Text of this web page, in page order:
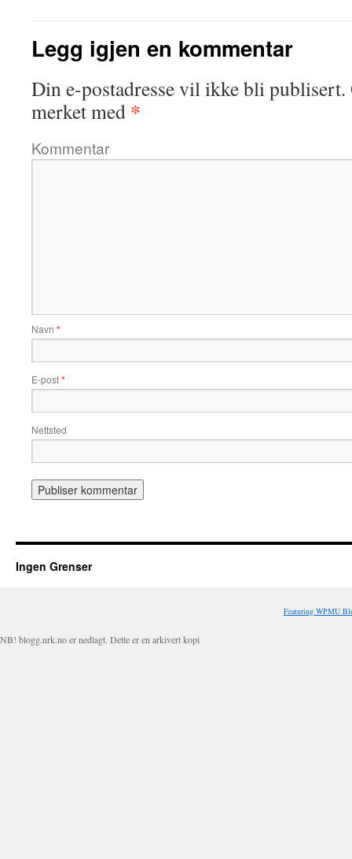
Legg igjen en kommentar
Din e-postadresse vil ikke bli publisert.
merket med *
Kommentar
Navn *
E-post*
Nettsted
Ingen Grenser
Featuring WPMU
NB! blogg.nrk.no er nedlagt. Dette er en arkivert kopi